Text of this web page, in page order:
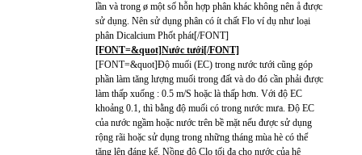
lần và trong ø một số hỗn hợp phân khác không nên å được
sử dụng. Nên sử dụng phân có ít chất Flo ví dụ như loại
phân Dicalcium Phốt phát[/FONT]
[FONT=&quot]Nước tưới[/FONT]
[FONT=&quot]Độ muối (EC) trong nước tưới cũng góp
phần làm tăng lượng muối trong đất và do đó cần phải được
làm thấp xuống : 0.5 m/S hoặc là thấp hơn. Với độ EC
khoảng 0.1, thì bằng độ muối có trong nước mưa. Độ EC
của nước ngầm hoặc nước trên bề mặt nếu được sử dụng
rộng rãi hoặc sử dụng trong những tháng mùa hè có thể
tăng lên đáng kể. Nồng độ Clo tối đa cho nước của hệ